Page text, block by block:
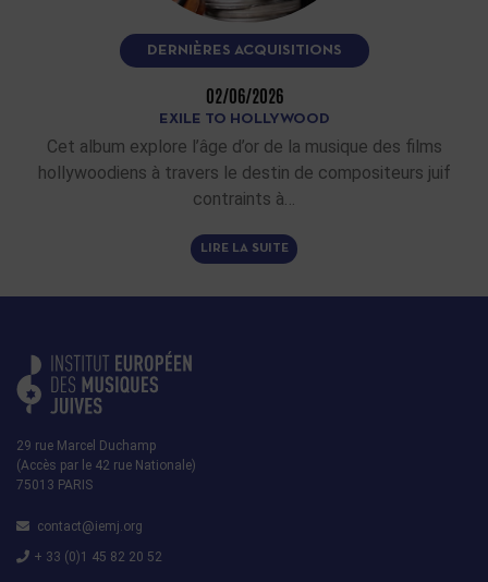
DERNIÈRES ACQUISITIONS
02/06/2026
EXILE TO HOLLYWOOD
Cet album explore l’âge d’or de la musique des films
hollywoodiens à travers le destin de compositeurs juif
contraints à…
LIRE LA SUITE
29 rue Marcel Duchamp
(Accès par le 42 rue Nationale)
75013 PARIS
contact@iemj.org
+ 33 (0)1 45 82 20 52